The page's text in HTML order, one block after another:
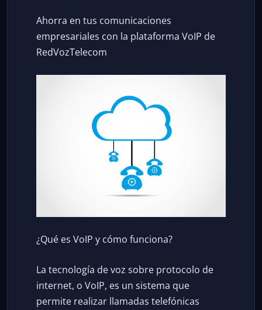
Ahorra en tus comunicaciones
empresariales con la plataforma VoIP de
RedVozTelecom
¿Qué es VoIP y cómo funciona?
La tecnología de voz sobre protocolo de
internet, o VoIP, es un sistema que
permite realizar llamadas telefónicas